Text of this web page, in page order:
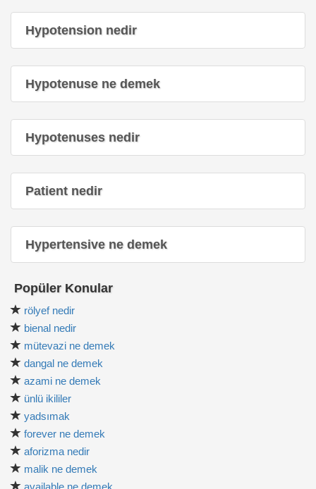
Hypotension nedir
Hypotenuse ne demek
Hypotenuses nedir
Patient nedir
Hypertensive ne demek
Popüler Konular
rölyef nedir
bienal nedir
mütevazi ne demek
dangal ne demek
azami ne demek
ünlü ikililer
yadsımak
forever ne demek
aforizma nedir
malik ne demek